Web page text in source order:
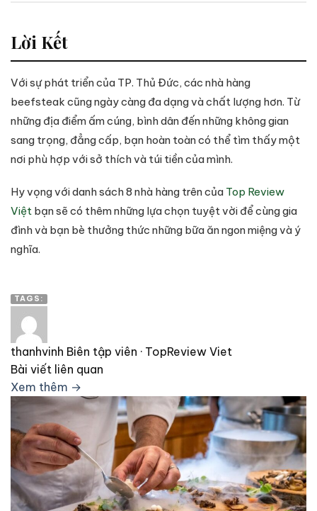
Lời Kết
Với sự phát triển của TP. Thủ Đức, các nhà hàng
beefsteak cũng ngày càng đa dạng và chất lượng hơn. Từ
những địa điểm ấm cúng, bình dân đến những không gian
sang trọng, đẳng cấp, bạn hoàn toàn có thể tìm thấy một
nơi phù hợp với sở thích và túi tiền của mình.
Hy vọng với danh sách 8 nhà hàng trên của Top Review
Việt bạn sẽ có thêm những lựa chọn tuyệt vời để cùng gia
đình và bạn bè thưởng thức những bữa ăn ngon miệng và ý
nghĩa.
TAGS:
thanhvinh Biên tập viên · TopReview Viet
Bài viết liên quan
Xem thêm →